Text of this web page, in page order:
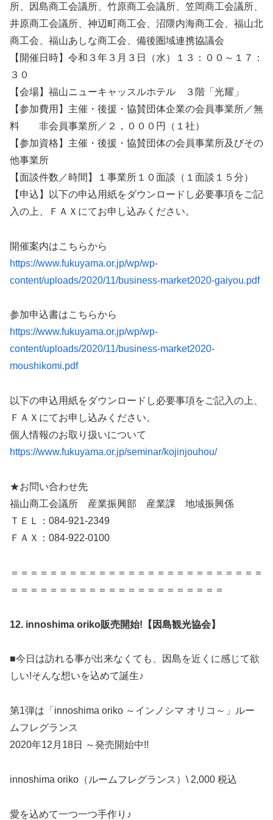
所、因島商工会議所、竹原商工会議所、笠岡商工会議所、
井原商工会議所、神辺町商工会、沼隈内海商工会、福山北
商工会、福山あしな商工会、備後圏域連携協議会
【開催日時】令和３年３月３日（水）１３：００～１７：
３０
【会場】福山ニューキャッスルホテル ３階「光耀」
【参加費用】主催・後援・協賛団体企業の会員事業所／無
料 非会員事業所／２，０００円（１社）
【参加資格】主催・後援・協賛団体の会員事業所及びその
他事業所
【面談件数／時間】１事業所１０面談（１面談１５分）
【申込】以下の申込用紙をダウンロードし必要事項をご記
入の上、ＦＡＸにてお申し込みください。
開催案内はこちらから
https://www.fukuyama.or.jp/wp/wp-
content/uploads/2020/11/business-market2020-gaiyou.pdf
参加申込書はこちらから
https://www.fukuyama.or.jp/wp/wp-
content/uploads/2020/11/business-market2020-
moushikomi.pdf
以下の申込用紙をダウンロードし必要事項をご記入の上、
ＦＡＸにてお申し込みください。
個人情報のお取り扱いについて
https://www.fukuyama.or.jp/seminar/kojinjouhou/
★お問い合わせ先
福山商工会議所 産業振興部 産業課 地域振興係
ＴＥＬ：084-921-2349
ＦＡＸ：084-922-0100
＝＝＝＝＝＝＝＝＝＝＝＝＝＝＝＝＝＝＝＝＝＝＝＝＝＝
＝＝＝＝＝＝＝＝＝＝＝＝＝＝＝＝＝＝＝＝＝＝
12. innoshima oriko販売開始!【因島観光協会】
■今日は訪れる事が出来なくても、因島を近くに感じて欲
しい!そんな想いを込めて誕生♪
第1弾は「innoshima oriko ～インノシマ オリコ～」ルー
ムフレグランス
2020年12月18日 ～発売開始中!!
innoshima oriko（ルームフレグランス）\ 2,000 税込
愛を込めて一つ一つ手作り♪